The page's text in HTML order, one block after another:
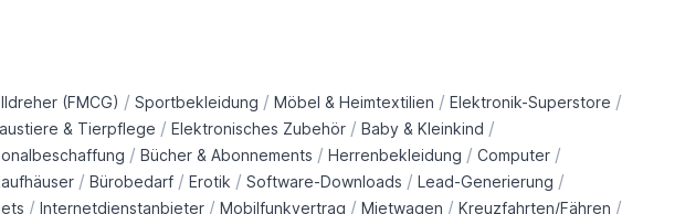
(FMCG) / Sportbekleidung / Möbel & Heimtextilien / Elektronik-Superstore /
& Tierpflege / Elektronisches Zubehör / Baby & Kleinkind /
/ Bücher & Abonnements / Herrenbekleidung / Computer /
/ Bürobedarf / Erotik / Software-Downloads / Lead-Generierung /
/ Internetdienstanbieter / Mobilfunkvertrag / Mietwagen / Kreuzfahrten/Fähren /